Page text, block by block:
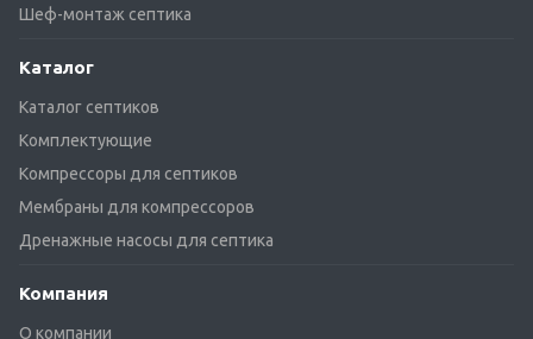
Шеф-монтаж септика
Каталог
Каталог септиков
Комплектующие
Компрессоры для септиков
Мембраны для компрессоров
Дренажные насосы для септика
Компания
О компании